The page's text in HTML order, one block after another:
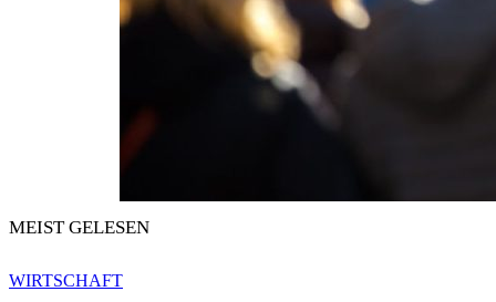
MEIST GELESEN
WIRTSCHAFT